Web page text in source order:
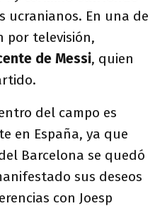
ucranianos. En una de
por televisión,
de Messi, quien
del campo es
en España, ya que
Barcelona se quedó
sus deseos
con Joesp